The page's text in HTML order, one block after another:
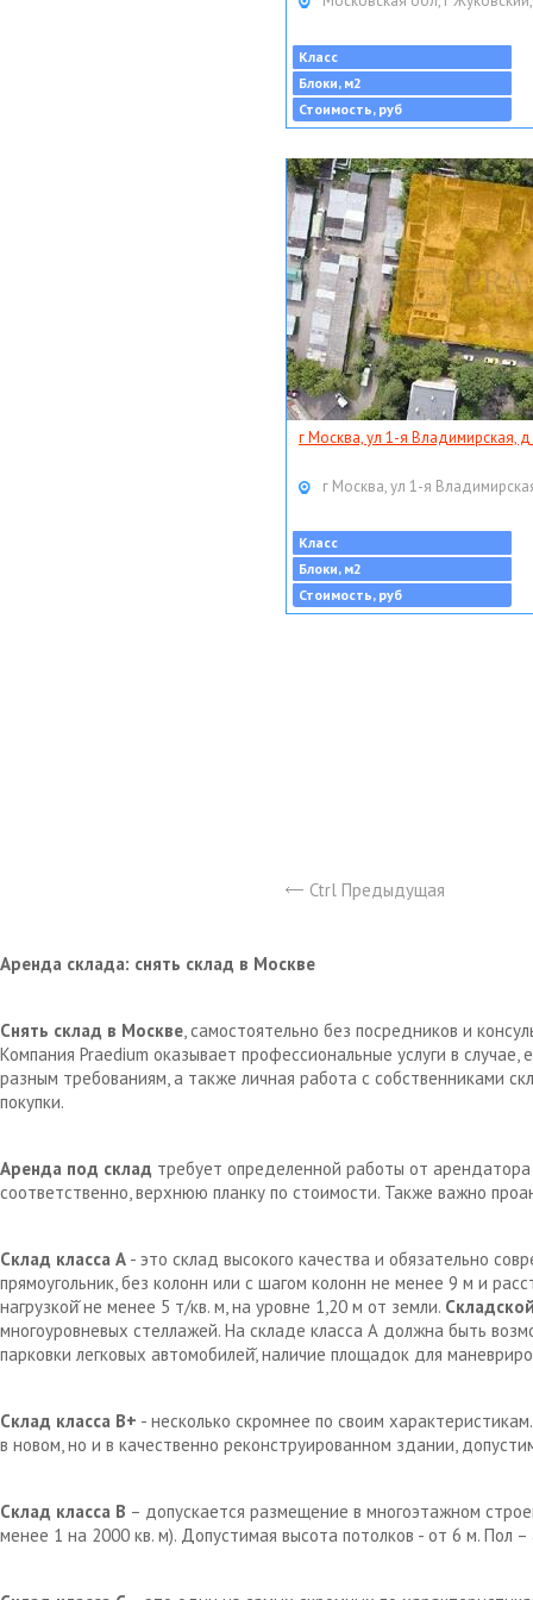
Класс
Блоки, м2
Стоимость, руб
г Москва, ул 1-я Владимирская, д
г Москва, ул 1-я
Класс
Блоки, м2
Стоимость, руб
Ctrl Предыдущая
Аренда склада: снять склад в Москве
Снять склад в Москве, самостоятельно без посредников и
Компания Praedium оказывает профессиональные услуги в
разным требованиям, а также личная работа с собственниками
покупки.
Аренда под склад требует определенной работы от
соответственно, верхнюю планку по стоимости. Также важно
Склад класса А - это склад высокого качества и обязательно
прямоугольник, без колонн или с шагом колонн не менее 9 м и
нагрузкой̆ не менее 5 т/кв. м, на уровне 1,20 м от земли.
многоуровневых стеллажей. На складе класса А должна быть
парковки легковых автомобилей̆, наличие площадок для
Склад класса В+ - несколько скромнее по своим
в новом, но и в качественно реконструированном здании,
Склад класса В – допускается размещение в многоэтажном
менее 1 на 2000 кв. м). Допустимая высота потолков - от 6 м. Пол